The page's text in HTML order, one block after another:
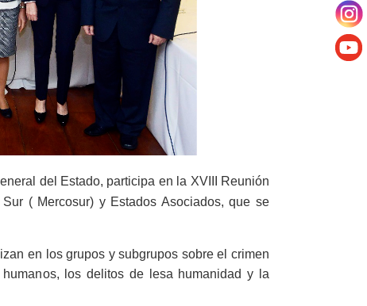
del Estado, participa en la XVIII Reunión
( Mercosur) y Estados Asociados, que se
en los grupos y subgrupos sobre el crimen
los delitos de lesa humanidad y la